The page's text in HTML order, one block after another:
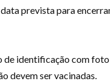
prevista para
de identificação com
devem ser vacinadas.